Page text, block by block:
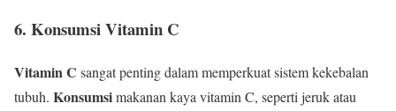
6. Konsumsi Vitamin C
Vitamin C sangat penting dalam memperkuat sistem kekebalan
tubuh. Konsumsimakanan kaya vitamin C, seperti jeruk atau